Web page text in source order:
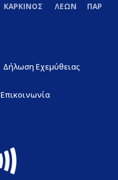
ΚΑΡΚΙΝΟΣ ΛΕΩΝ
Δήλωση Εχεμύθειας
Επικοινωνία